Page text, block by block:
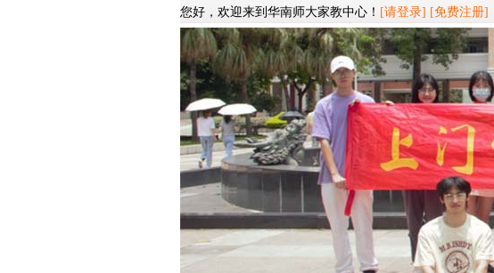
您好，欢迎来到华南师大家教中心！ [请登录] [免费注册]